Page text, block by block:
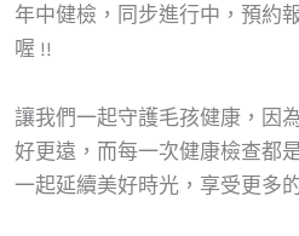
年中健檢，同步進行中，預約
喔 !!
讓我們一起守護毛孩健康，因
好更遠，而每一次健康檢查都
一起延續美好時光，享受更多